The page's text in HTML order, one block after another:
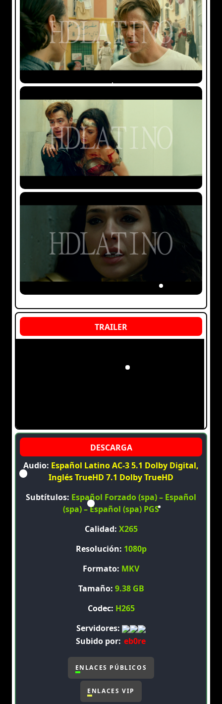
Audio: Español Latino AC-3 5.1 Dolby Digital,
Inglés TrueHD 7.1 Dolby TrueHD
Subtítulos: Español Forzado (spa) – Español
(spa) – Español (spa) PGS
Calidad: X265
Resolución: 1080p
Formato: MKV
Tamaño: 9.38 GB
Codec: H265
Servidores:
Subido por: eb0re
ENLACES PÚBLICOS
ENLACES VIP